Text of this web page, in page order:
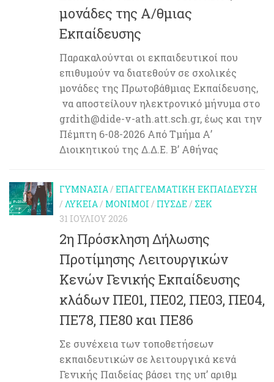
μονάδες της Α/θμιας
Εκπαίδευσης
Παρακαλούνται οι εκπαιδευτικοί που
επιθυμούν να διατεθούν σε σχολικές
μονάδες της Πρωτοβάθμιας Εκπαίδευσης,
να αποστείλουν ηλεκτρονικό μήνυμα στο
grdith@dide-v-ath.att.sch.gr, έως και την
Πέμπτη 6-08-2026 Από Τμήμα Α’
Διοικητικού της Δ.Δ.Ε. Β’ Αθήνας
ΓΥΜΝΆΣΙΑ / ΕΠΑΓΓΕΛΜΑΤΙΚΉ ΕΚΠΑΊΔΕΥΣΗ
/ ΛΎΚΕΙΑ / ΜΌΝΙΜΟΙ / ΠΥΣΔΕ / ΣΕΚ
31 ΙΟΥΛΊΟΥ 2026
2η Πρόσκληση Δήλωσης
Προτίμησης Λειτουργικών
Κενών Γενικής Εκπαίδευσης
κλάδων ΠΕ01, ΠΕ02, ΠΕ03, ΠΕ04,
ΠΕ78, ΠΕ80 και ΠΕ86
Σε συνέχεια των τοποθετήσεων
εκπαιδευτικών σε λειτουργικά κενά
Γενικής Παιδείας βάσει της υπ’ αριθμ